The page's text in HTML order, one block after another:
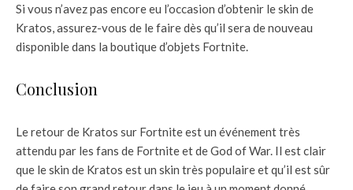
Si vous n’avez pas encore eu l’occasion d’obtenir le skin de
Kratos, assurez-vous de le faire dès qu’il sera de nouveau
disponible dans la boutique d’objets Fortnite.
Conclusion
Le retour de Kratos sur Fortnite est un événement très
attendu par les fans de Fortnite et de God of War. Il est clair
que le skin de Kratos est un skin très populaire et qu’il est sûr